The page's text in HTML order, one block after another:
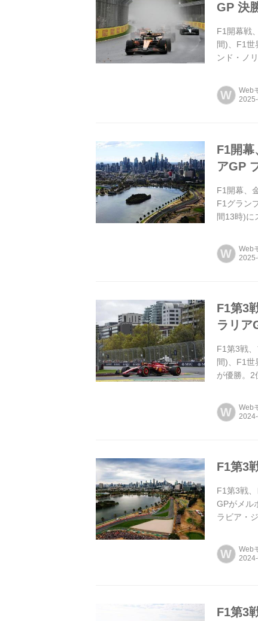
GP 決
F1開幕戦
間)、F1世
ンド・ノ
W Web
F1開幕
アGP
F1開幕、
F1グラン
間13時)に
W Web
F1第3
ラリア
F1第3戦
間)、F1世
が優勝。2
W Web
F1第3
F1第3戦
GPがメル
ラビア・
W Web
F1第3